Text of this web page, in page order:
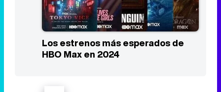
Los estrenos más esperados de
HBO Max en 2024